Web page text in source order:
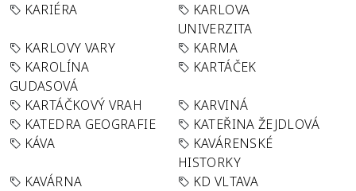
KARIÉRA
KARLOVA
UNIVERZITA
KARLOVY VARY
KARMA
KAROLÍNA
GUDASOVÁ
KARTÁČEK
KARTÁČKOVÝ VRAH
KARVINÁ
KATEDRA GEOGRAFIE
KATEŘINA ŽEJDLOVÁ
KÁVA
KAVÁRENSKÉ
HISTORKY
KAVÁRNA
KD VLTAVA